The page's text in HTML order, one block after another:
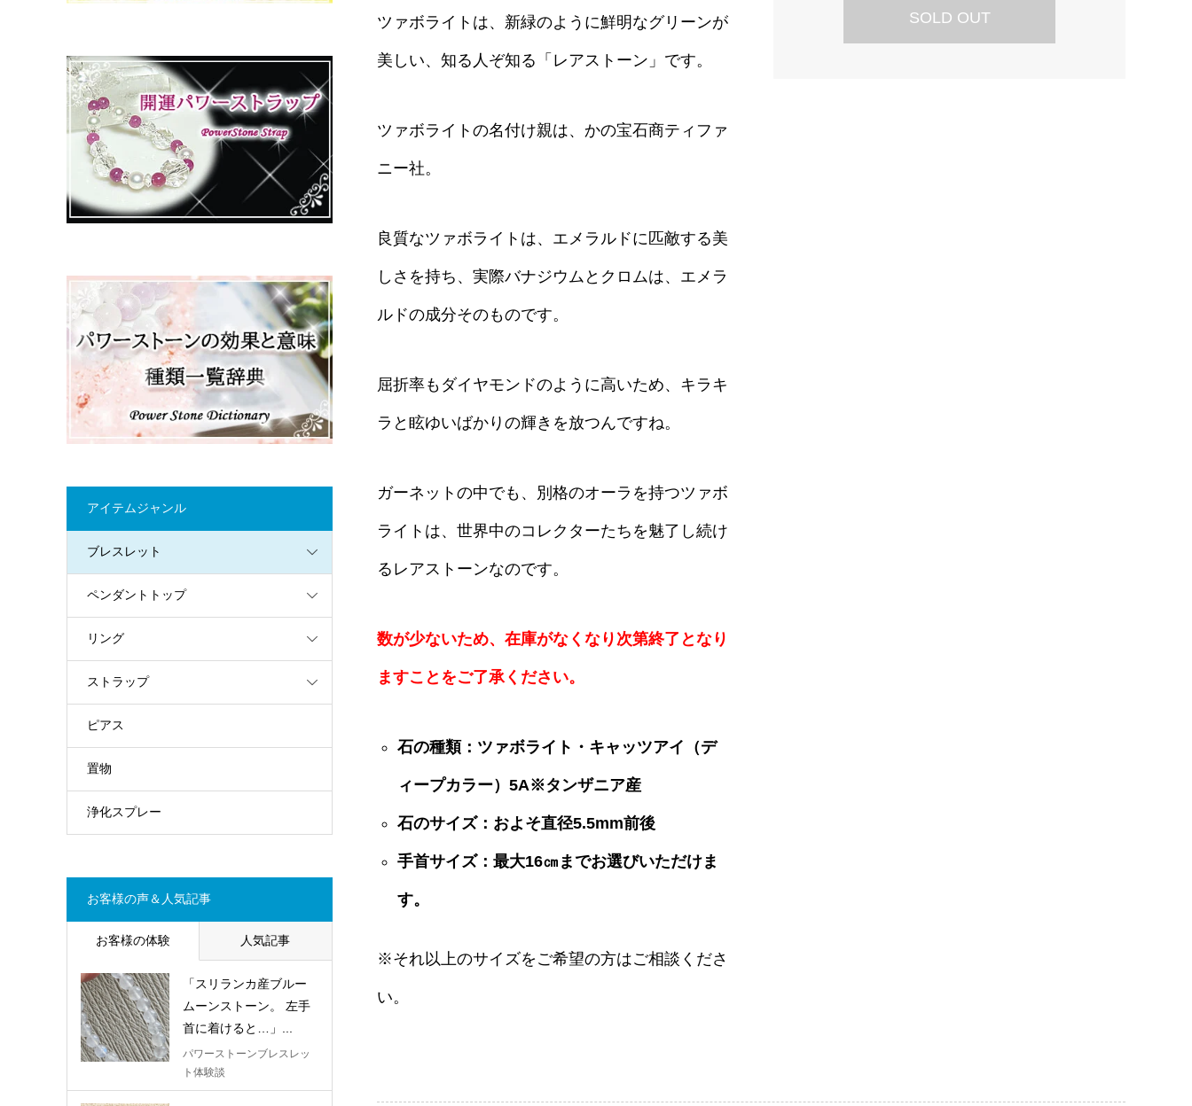
ツァボライトは、新緑のように鮮明なグリーンが
美しい、知る人ぞ知る「レアストーン」です。
ツァボライトの名付け親は、かの宝石商ティファ
ニー社。
良質なツァボライトは、エメラルドに匹敵する美
しさを持ち、実際バナジウムとクロムは、エメラ
ルドの成分そのものです。
屈折率もダイヤモンドのように高いため、キラキ
ラと眩ゆいばかりの輝きを放つんですね。
ガーネットの中でも、別格のオーラを持つツァボ
ライトは、世界中のコレクターたちを魅了し続け
るレアストーンなのです。
数が少ないため、在庫がなくなり次第終了となり
ますことをご了承ください。
石の種類：ツァボライト・キャッツアイ（デ
ィープカラー）5A※タンザニア産
石のサイズ：およそ直径5.5mm前後
手首サイズ：最大16㎝までお選びいただけま
す。
※それ以上のサイズをご希望の方はご相談くださ
い。
SOLD OUT
アイテムジャンル
ブレスレット
ペンダントトップ
リング
ストラップ
ピアス
置物
浄化スプレー
お客様の声＆人気記事
お客様の体験 人気記事
「スリランカ産ブルー
ムーンストーン。 左手
首に着けると…」...
パワーストーンブレスレッ
ト体験談